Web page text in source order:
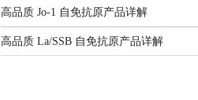
高品质 Jo-1 自免抗原产品详解
高品质 La/SSB 自免抗原产品详解